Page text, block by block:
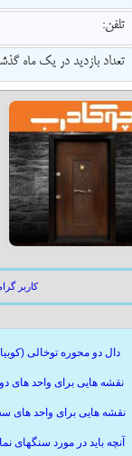
تلفن:
تعداد بازدید در یک ماه
کاربر
دال دو محوره توخالی
نقشه هایی برای واحد های
نقشه هایی برای واحد های
آنچه باید در مورد سنگهای نما